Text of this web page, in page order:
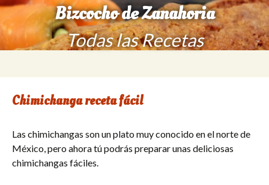
Bizcocho de Zanahoria
Todas las Recetas
Chimichanga receta fácil
Las chimichangas son un plato muy conocido en el norte de
México, pero ahora tú podrás preparar unas deliciosas
chimichangas fáciles.